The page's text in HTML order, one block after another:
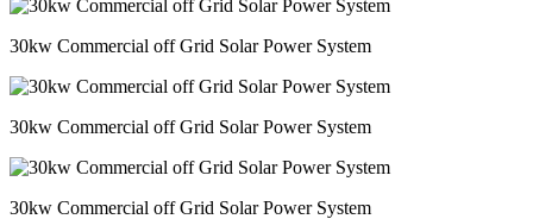
30kw Commercial off Grid Solar Power System
30kw Commercial off Grid Solar Power System
30kw Commercial off Grid Solar Power System